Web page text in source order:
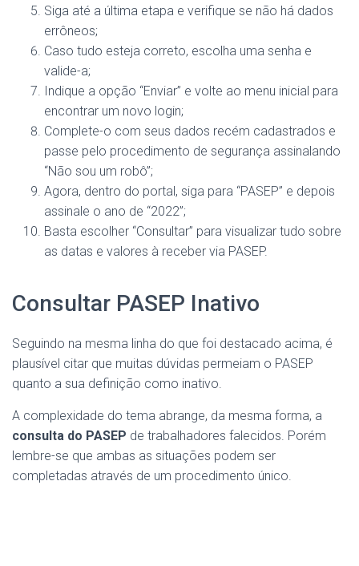
Siga até a última etapa e verifique se não há dados
errôneos;
Caso tudo esteja correto, escolha uma senha e
valide-a;
Indique a opção “Enviar” e volte ao menu inicial para
encontrar um novo login;
Complete-o com seus dados recém cadastrados e
passe pelo procedimento de segurança assinalando
“Não sou um robô”;
Agora, dentro do portal, siga para “PASEP” e depois
assinale o ano de “2022”;
Basta escolher “Consultar” para visualizar tudo sobre
as datas e valores à receber via PASEP.
Consultar PASEP Inativo
Seguindo na mesma linha do que foi destacado acima, é
plausível citar que muitas dúvidas permeiam o PASEP
quanto a sua definição como inativo.
A complexidade do tema abrange, da mesma forma, a
consulta do PASEP de trabalhadores falecidos. Porém
lembre-se que ambas as situações podem ser
completadas através de um procedimento único.